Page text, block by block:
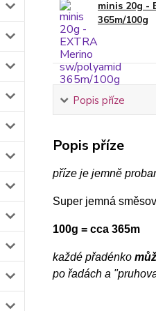
minis 20g -
365m/100g
Popis příze
Popis příze
příze je jemně
Super jemná
100g = cca 365m
každé přadénko
po řadách a